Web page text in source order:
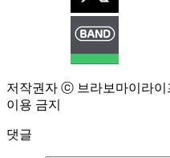
저작권자 ⓒ 브라보마이라이
이용 금지
댓글